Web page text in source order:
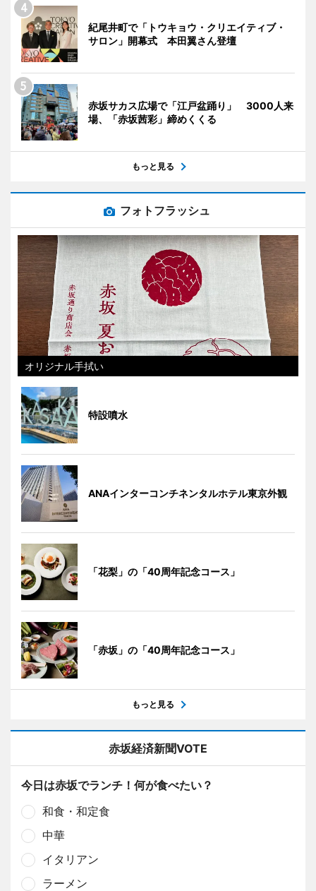
紀尾井町で「トウキョウ・クリエイティブ・
サロン」開幕式 本田翼さん登壇
赤坂サカス広場で「江戸盆踊り」 3000人来
場、「赤坂茜彩」締めくくる
もっと見る
フォトフラッシュ
オリジナル手拭い
特設噴水
ANAインターコンチネンタルホテル東京外観
「花梨」の「40周年記念コース」
「赤坂」の「40周年記念コース」
もっと見る
赤坂経済新聞VOTE
今日は赤坂でランチ！何が食べたい？
和食・和定食
中華
イタリアン
ラーメン